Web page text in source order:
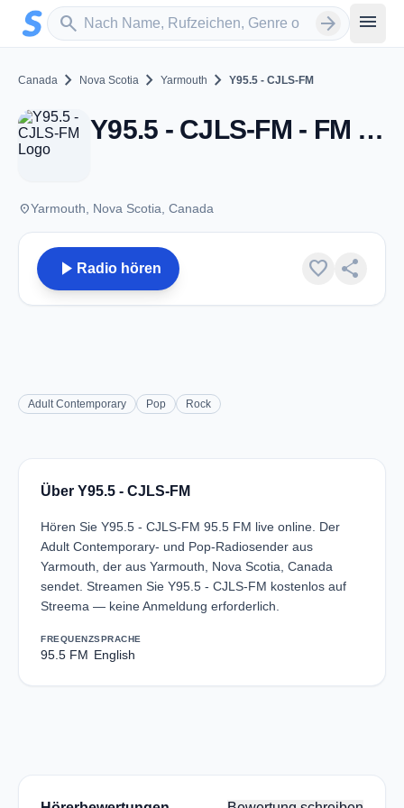
Zum Hauptinhalt springen
search
Sender suchen arrow_forward menu
Canada chevron_right Nova Scotia chevron_right Yarmouth chevron_right Y95.5 - CJLS-FM
Y95.5 - CJLS-FM - FM 95.5 - Yarmouth, NS
placeYarmouth, Nova Scotia, Canada
play_arrow Radio hören favorite share
Adult Contemporary Pop Rock
Über Y95.5 - CJLS-FM
Hören Sie Y95.5 - CJLS-FM 95.5 FM live online. Der
Adult Contemporary- und Pop-Radiosender aus
Yarmouth, der aus Yarmouth, Nova Scotia, Canada
sendet. Streamen Sie Y95.5 - CJLS-FM kostenlos auf
Streema — keine Anmeldung erforderlich.
FREQUENZ
95.5 FM
SPRACHE
English